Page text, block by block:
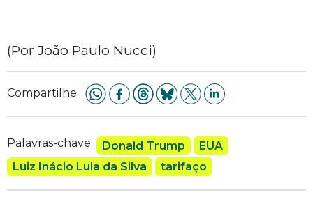
(Por João Paulo Nucci)
Compartilhe
Palavras-chave Donald Trump
EUA
Luiz Inácio Lula da Silva
tarifaço